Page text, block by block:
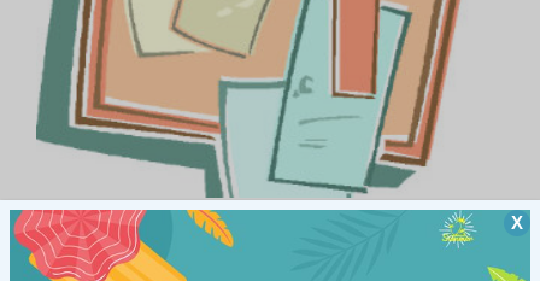
ΑΝΑΚΟΙΝΏΣΕΙΣ
ΑΝΑΚΟΙΝΏΣΕΙΣ ΕΠΆΡΚΕΙΑΣ
ΠΡΟΚΗΡΎΞΕΙΣ
Χ